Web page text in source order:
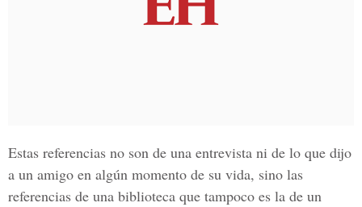
Estas referencias no son de una entrevista ni de lo que dijo
a un amigo en algún momento de su vida, sino las
referencias de una biblioteca que tampoco es la de un